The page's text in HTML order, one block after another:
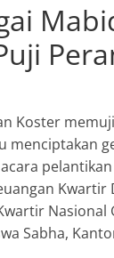
Koster
menciptakan
Nasional
Sabha,